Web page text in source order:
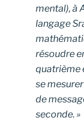
mental), à
langage
résoudre
quatrième
se
de
seconde. »